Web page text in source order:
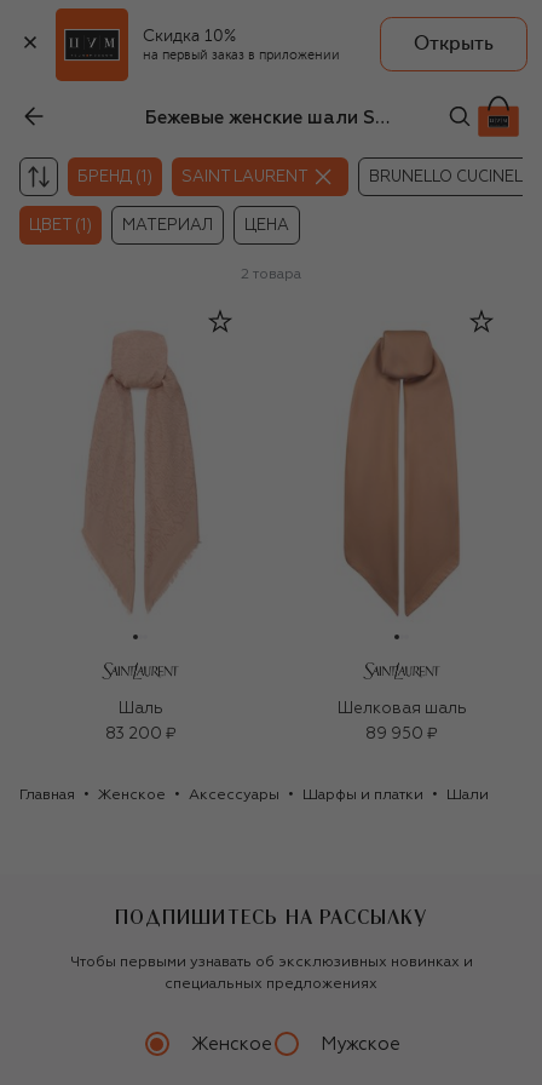
Скидка 10%
на первый заказ в приложении
Открыть
Бежевые женские шали Saint Laurent
БРЕНД (1) SAINT LAURENT BRUNELLO CUCINELLI
ЦВЕТ (1) МАТЕРИАЛ ЦЕНА
2 товара
Шаль
83 200 ₽
Шелковая шаль
89 950 ₽
Главная Женское Аксессуары Шарфы и платки Шали
ПОДПИШИТЕСЬ НА РАССЫЛКУ
Чтобы первыми узнавать об эксклюзивных новинках и
специальных предложениях
Женское Мужское